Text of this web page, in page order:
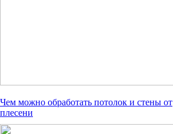
Чем можно обработать потолок и стены от
плесени